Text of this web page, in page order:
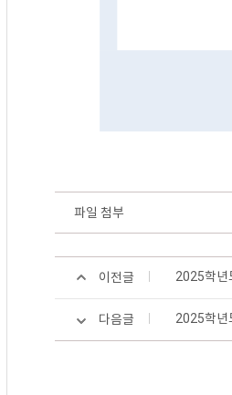
파일 첨부
이전글 2025학년
다음글 2025학년